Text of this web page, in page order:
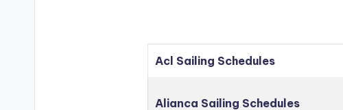
Acl Sailing Schedules
Alianca Sailing Schedules